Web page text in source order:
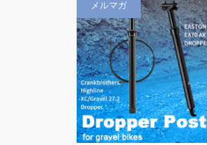
メルマガ